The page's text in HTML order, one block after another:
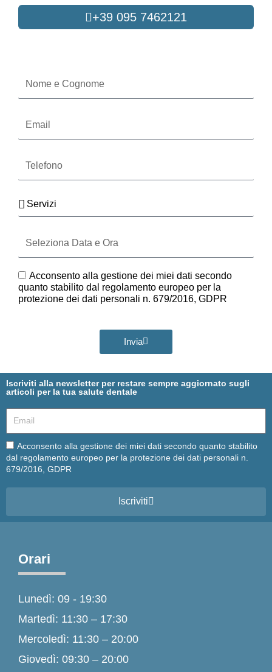
+39 095 7462121
Cognome
Servizi
Data
e
GDPR
Acconsento alla gestione dei miei dati secondo
quanto stabilito dal regolamento europeo per la
protezione dei dati personali n. 679/2016, GDPR
Invia
Iscriviti alla newsletter per restare sempre aggiornato sugli
articoli per la tua salute dentale
Email
Email
Acconsento alla gestione dei miei dati secondo quanto stabilito
dal regolamento europeo per la protezione dei dati personali n.
679/2016, GDPR
Iscriviti
Orari
Lunedì: 09 - 19:30
Martedì: 11:30 – 17:30
Mercoledì: 11:30 – 20:00
Giovedì: 09:30 – 20:00